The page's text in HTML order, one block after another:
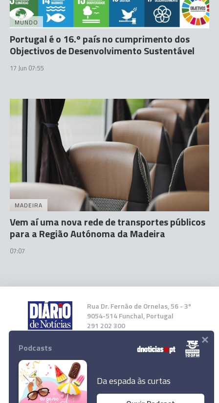
MUNDO
Portugal é o 16.º país no cumprimento dos
Objectivos de Desenvolvimento Sustentável
17 Jun 07:55
MADEIRA
Vem aí uma nova rede de transportes públicos
para a Região Autónoma da Madeira
07:07
Rua Dr. Fernão de Ornelas, 56 - 3º
9054-514 Funchal, Portugal
291 202 300
Instale a nossa App
Podcasts
Da espada às curtas
×